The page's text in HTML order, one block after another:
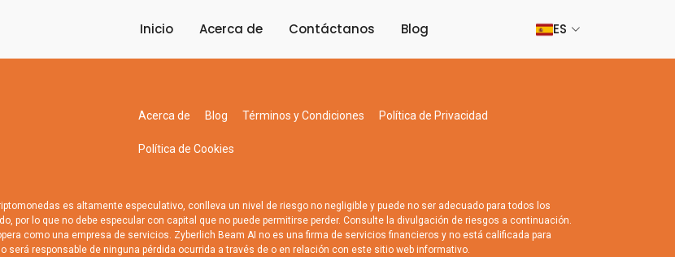
Inicio Acerca de Contáctanos Blog ES
Acerca de Blog Términos y Condiciones Política de Privacidad
Política de Cookies
es altamente especulativo, conlleva un nivel de riesgo no negligible y puede no ser adecuado para todos los
por lo que no debe especular con capital que no puede permitirse perder. Consulte la divulgación de riesgos a continuación.
como una empresa de servicios. Zyberlich Beam AI no es una firma de servicios financieros y no está calificada para
será responsable de ninguna pérdida ocurrida a través de o en relación con este sitio web informativo.